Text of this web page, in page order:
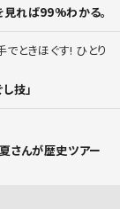
れば99%わかる。
ときほぐす! ひとり
技」
夏さんが歴史ツアー